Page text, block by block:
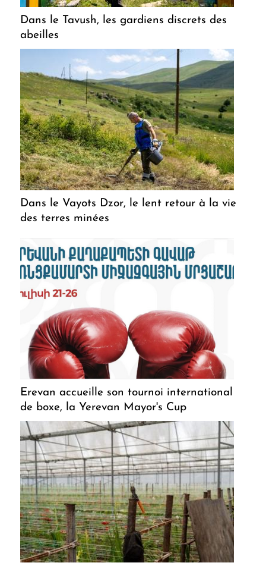
Dans le Tavush, les gardiens discrets des
abeilles
Dans le Vayots Dzor, le lent retour à la vie
des terres minées
Erevan accueille son tournoi international
de boxe, la Yerevan Mayor's Cup